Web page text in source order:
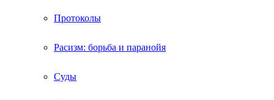
Протоколы
Расизм: борьба и паранойя
Суды